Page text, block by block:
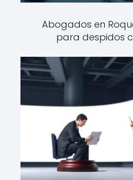
Abogados en
para despidos